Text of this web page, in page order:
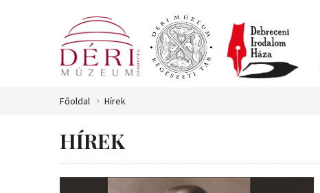
Főoldal Hírek
HÍREK